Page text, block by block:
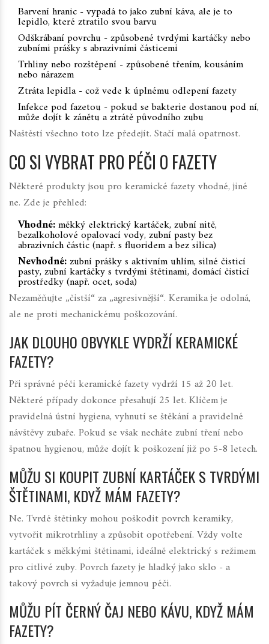
Barvení hranic - vypadá to jako zubní káva, ale je to
lepidlo, které ztratilo svou barvu
Odškrábaní povrchu - způsobené tvrdými kartáčky nebo
zubními prášky s abrazivními částicemi
Trhliny nebo rozštěpení - způsobené třením, kousáním
nebo nárazem
Ztráta lepidla - což vede k úplnému odlepení fazety
Infekce pod fazetou - pokud se bakterie dostanou pod ní,
může dojít k zánětu a ztrátě původního zubu
Naštěstí všechno toto lze předejít. Stačí malá opatrnost.
CO SI VYBRAT PRO PÉČI O FAZETY
Některé produkty jsou pro keramické fazety vhodné, jiné
ne. Zde je přehled:
Vhodné:měkký elektrický kartáček, zubní nitě,
bezalkoholové opalovací vody, zubní pasty bez
abrazivních částic (např. s fluoridem a bez silica)
Nevhodné:zubní prášky s aktivním uhlím, silné čisticí
pasty, zubní kartáčky s tvrdými štětinami, domácí čisticí
prostředky (např. ocet, soda)
Nezaměňujte „čistší“ za „agresivnější“. Keramika je odolná,
ale ne proti mechanickému poškozování.
JAK DLOUHO OBVYKLE VYDRŽÍ KERAMICKÉ
FAZETY?
Při správné péči keramické fazety vydrží 15 až 20 let.
Některé případy dokonce přesahují 25 let. Klíčem je
pravidelná ústní hygiena, vyhnutí se štěkání a pravidelné
návštěvy zubaře. Pokud se však necháte zubní tření nebo
špatnou hygienou, může dojít k poškození již po 5-8 letech.
MŮŽU SI KOUPIT ZUBNÍ KARTÁČEK S TVRDÝMI
ŠTĚTINAMI, KDYŽ MÁM FAZETY?
Ne. Tvrdé štětinky mohou poškodit povrch keramiky,
vytvořit mikrotrhliny a způsobit opotřebení. Vždy volte
kartáček s měkkými štětinami, ideálně elektrický s režimem
pro citlivé zuby. Povrch fazety je hladký jako sklo - a
takový povrch si vyžaduje jemnou péči.
MŮŽU PÍT ČERNÝ ČAJ NEBO KÁVU, KDYŽ MÁM
FAZETY?